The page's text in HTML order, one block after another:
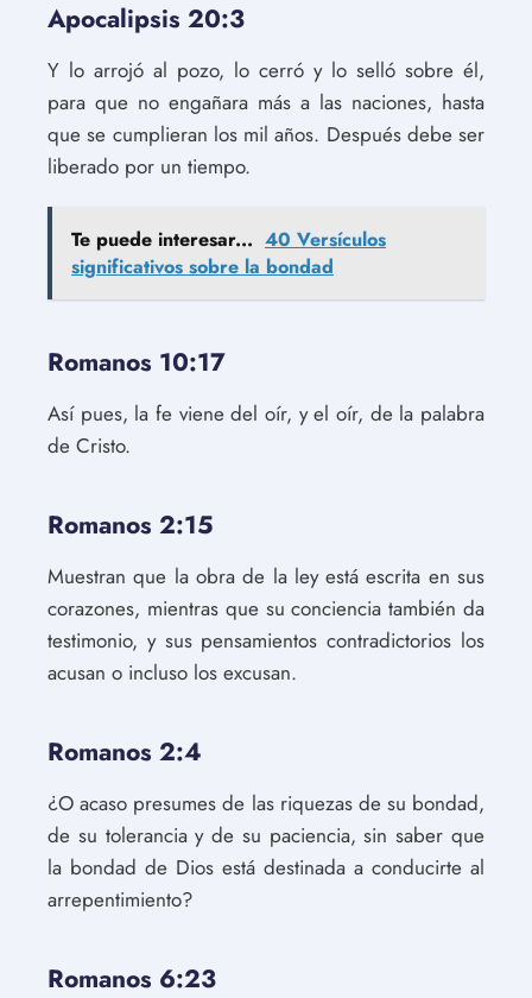
Apocalipsis 20:3
Y lo arrojó al pozo, lo cerró y lo selló sobre él,
para que no engañara más a las naciones, hasta
que se cumplieran los mil años. Después debe ser
liberado por un tiempo.
Te puede interesar... 40 Versículos
significativos sobre la bondad
Romanos 10:17
Así pues, la fe viene del oír, y el oír, de la palabra
de Cristo.
Romanos 2:15
Muestran que la obra de la ley está escrita en sus
corazones, mientras que su conciencia también da
testimonio, y sus pensamientos contradictorios los
acusan o incluso los excusan.
Romanos 2:4
¿O acaso presumes de las riquezas de su bondad,
de su tolerancia y de su paciencia, sin saber que
la bondad de Dios está destinada a conducirte al
arrepentimiento?
Romanos 6:23